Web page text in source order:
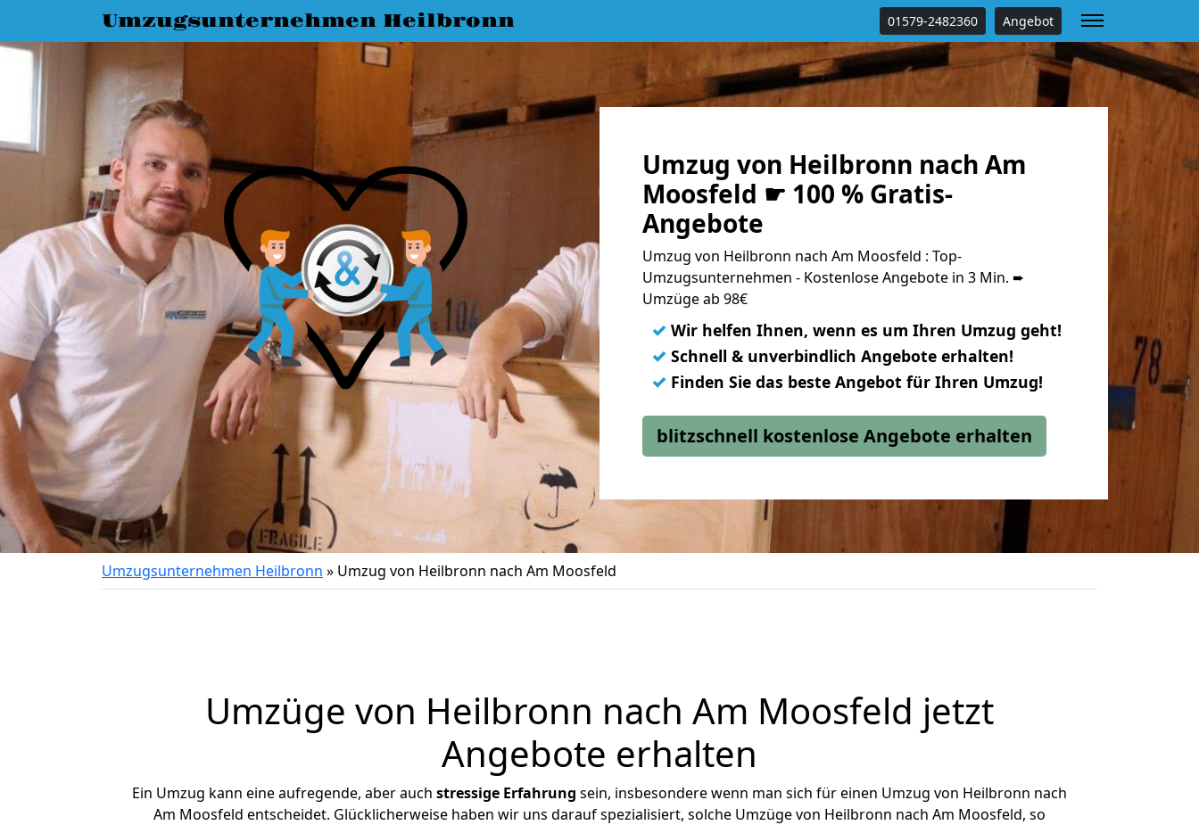
Umzugsunternehmen Heilbronn 01579-2482360 Angebot
Umzug von Heilbronn nach Am
Moosfeld ☛ 100 % Gratis-
Angebote
Umzug von Heilbronn nach Am Moosfeld : Top-
Umzugsunternehmen - Kostenlose Angebote in 3 Min. ➨
Umzüge ab 98€
✓ Wir helfen Ihnen, wenn es um Ihren Umzug geht!
✓ Schnell & unverbindlich Angebote erhalten!
✓ Finden Sie das beste Angebot für Ihren Umzug!
blitzschnell kostenlose Angebote erhalten
Umzugsunternehmen Heilbronn » Umzug von Heilbronn nach Am Moosfeld
Umzüge von Heilbronn nach Am Moosfeld jetzt
Angebote erhalten
Ein Umzug kann eine aufregende, aber auch stressige Erfahrung sein, insbesondere wenn man sich für einen Umzug von Heilbronn nach
Am Moosfeld entscheidet. Glücklicherweise haben wir uns darauf spezialisiert, solche Umzüge von Heilbronn nach Am Moosfeld, so